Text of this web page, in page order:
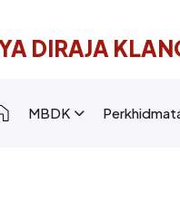
DIRAJA
navigation
MBDK